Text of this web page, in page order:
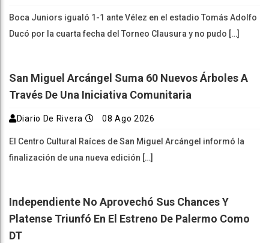
Boca Juniors igualó 1-1 ante Vélez en el estadio Tomás Adolfo
Ducó por la cuarta fecha del Torneo Clausura y no pudo […]
San Miguel Arcángel Suma 60 Nuevos Árboles A
Través De Una Iniciativa Comunitaria
Diario De Rivera 08 Ago 2026
El Centro Cultural Raíces de San Miguel Arcángel informó la
finalización de una nueva edición […]
Independiente No Aprovechó Sus Chances Y
Platense Triunfó En El Estreno De Palermo Como
DT